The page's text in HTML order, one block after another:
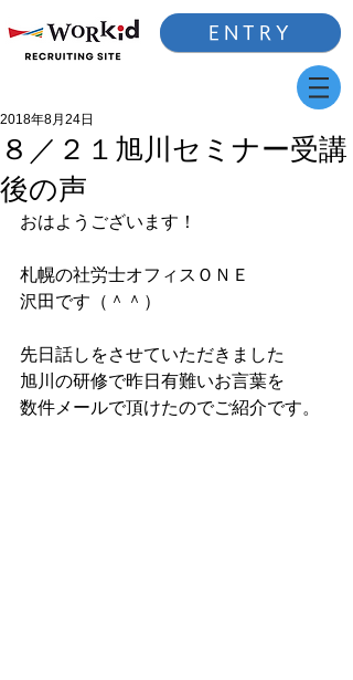
ENTRY
８／２１旭川セミナー受講
後の声
2018年8月24日
おはようございます！
札幌の社労士オフィスＯＮＥ
沢田です（＾＾）
先日話しをさせていただきました
旭川の研修で昨日有難いお言葉を
数件メールで頂けたのでご紹介です。